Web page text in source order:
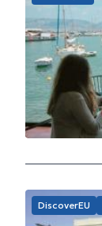
DiscoverEU